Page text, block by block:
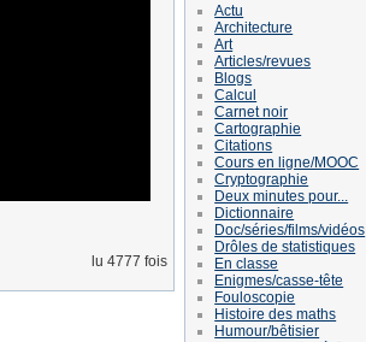
lu 4777 fois
Actu
Architecture
Art
Articles/revues
Blogs
Calcul
Carnet noir
Cartographie
Citations
Cours en ligne/MOOC
Cryptographie
Deux minutes pour...
Dictionnaire
Doc/séries/films/vidéos
Drôles de statistiques
En classe
Enigmes/casse-tête
Fouloscopie
Histoire des maths
Humour/bêtisier